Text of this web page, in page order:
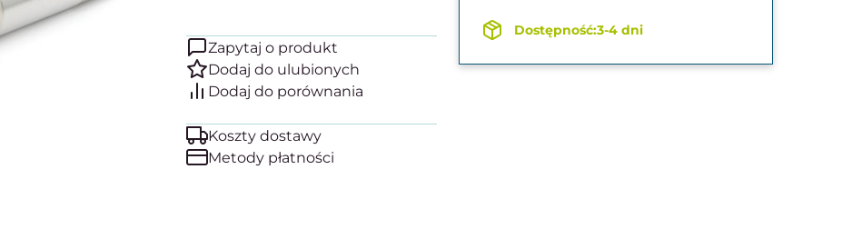
Zapytaj o produkt
Koszty dostawy
Metody płatności
3-4 dni